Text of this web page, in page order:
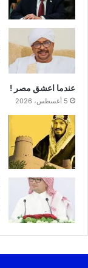
عندما اعشق مصر !
5 أغسطس، 2026